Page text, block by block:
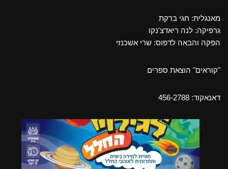
מאנגלית: חגי ברקת
גרפיקה: לנה ריאדצ'נקו
הפקה והבאה לדפוס: שרי אשכנזי
"קוראים" הוצאת ספרים
דאנאקוד: 456-2788